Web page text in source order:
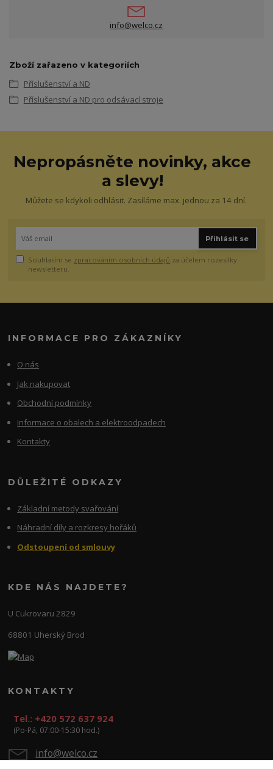
info@welco.cz
Zboží zařazeno v kategoriích
Příslušenství a ND
Příslušenství a ND pro odsávací stroje
Nepropásněte novinky, akce
a slevy!
Můžete se kdykoli odhlásit. Zasíláme max. jednou za 14 dní.
Přihlásit se
Souhlasím se zpracováním osobních údajů za účelem rozesílky
newsletteru.
INFORMACE PRO ZÁKAZNÍKY
O nás
Jak nakupovat
Obchodní podmínky
Informace o obalech a elektroodpadech
Kontakty
DŮLEŽITÉ ODKAZY
Základní metody svařování
Náhradní díly a rozkresy hořáků
Odstoupení od smlouvy
KDE NÁS NAJDETE?
U Cukrovaru 2829
68801 Uherský Brod
KONTAKTY
Tel.: +420 572 637 924
(Po-Pá, 07:00-15:30 hod.)
info@welco.cz